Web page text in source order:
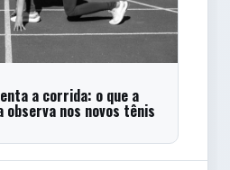
a corrida: o que a
nos novos tênis